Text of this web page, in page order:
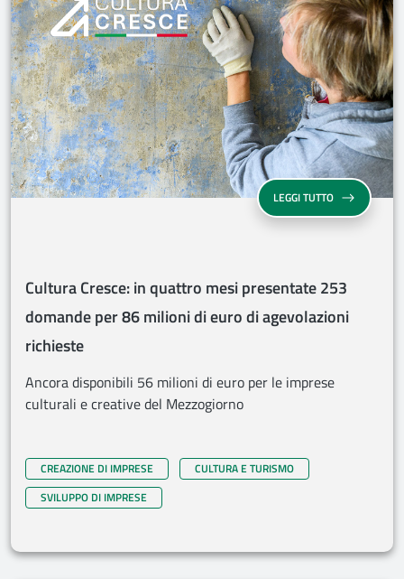
LEGGI TUTTOCULTURA
Cultura Cresce: in quattro mesi presentate 253
domande per 86 milioni di euro di agevolazioni
richieste
Ancora disponibili 56 milioni di euro per le imprese
culturali e creative del Mezzogiorno
CREAZIONE DI IMPRESE
CULTURA E TURISMO
SVILUPPO DI IMPRESE